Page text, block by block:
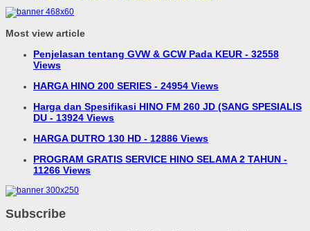
Most view article
Penjelasan tentang GVW & GCW Pada KEUR - 32558
Views
HARGA HINO 200 SERIES - 24954 Views
Harga dan Spesifikasi HINO FM 260 JD (SANG SPESIALIS
DU - 13924 Views
HARGA DUTRO 130 HD - 12886 Views
PROGRAM GRATIS SERVICE HINO SELAMA 2 TAHUN -
11266 Views
Subscribe